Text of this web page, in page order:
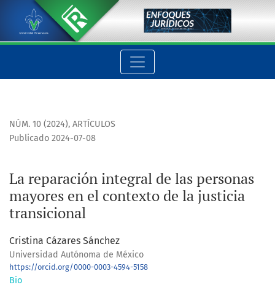
La reparación integral de las personas mayores en el
NÚM. 10 (2024), ARTÍCULOS
La reparación integral de las personas
mayores en el contexto de la justicia
transicional
Publicado 2024-07-08
Cristina Cázares Sánchez
Universidad Autónoma de México
https://orcid.org/0000-0003-4594-5158
Bio